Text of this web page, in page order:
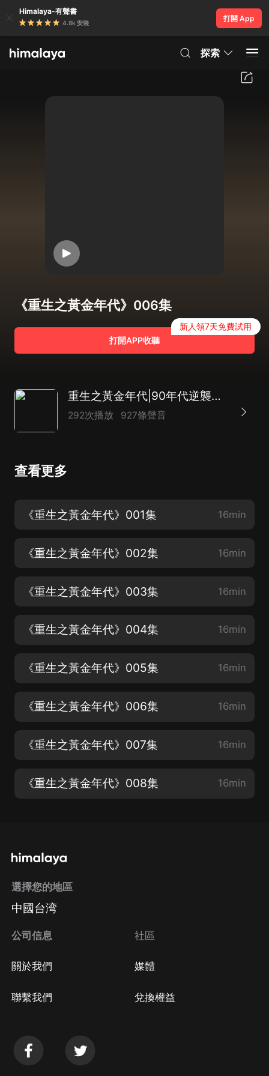
Himalaya-有聲書
4.8k 安裝
打開 App
探索
《重生之黃金年代》006集
打開APP收聽
新人領7天免費試用
重生之黃金年代|90年代逆襲崛起|精品雙播
292次播放 927條聲音
查看更多
《重生之黃金年代》001集 16min
《重生之黃金年代》002集 16min
《重生之黃金年代》003集 16min
《重生之黃金年代》004集 16min
《重生之黃金年代》005集 16min
《重生之黃金年代》006集 16min
《重生之黃金年代》007集 16min
《重生之黃金年代》008集 16min
選擇您的地區
中國台湾
公司信息
關於我們
聯繫我們
社區
媒體
兌換權益